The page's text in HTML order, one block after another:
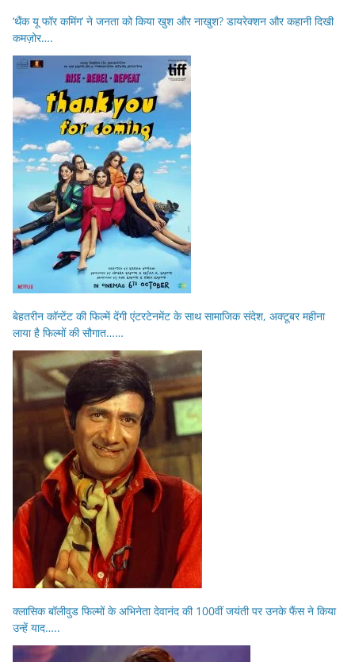
‘थैंक यू फॉर कमिंग’ ने जनता को किया खुश और नाखुश? डायरेक्शन और कहानी दिखी
कमज़ोर….
बेहतरीन कॉन्टेंट की फिल्में देंगी एंटरटेनमेंट के साथ सामाजिक संदेश, अक्टूबर महीना
लाया है फिल्मों की सौगात……
क्लासिक बॉलीवुड फिल्मों के अभिनेता देवानंद की 100वीं जयंती पर उनके फैंस ने किया
उन्हें याद…..